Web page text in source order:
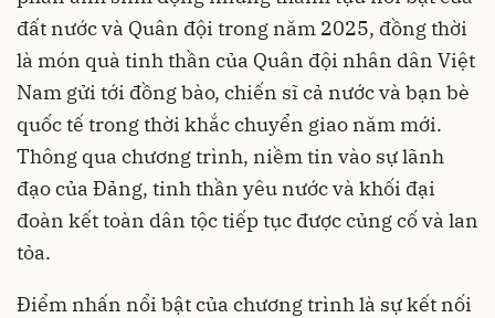
đất nước và Quân đội trong năm 2025, đồng thời
là món quà tinh thần của Quân đội nhân dân Việt
Nam gửi tới đồng bào, chiến sĩ cả nước và bạn bè
quốc tế trong thời khắc chuyển giao năm mới.
Thông qua chương trình, niềm tin vào sự lãnh
đạo của Đảng, tinh thần yêu nước và khối đại
đoàn kết toàn dân tộc tiếp tục được củng cố và lan
tỏa.
Điểm nhấn nổi bật của chương trình là sự kết nối